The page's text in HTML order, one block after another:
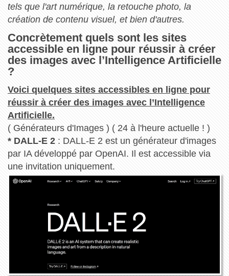
tels que l'art numérique, la retouche photo, la
création de contenu visuel, et bien d'autres.
Concrètement quels sont les sites
accessible en ligne pour réussir à créer
des images avec l’Intelligence Artificielle
?
Voici quelques sites accessibles en ligne pour
réussir à créer des images avec l’Intelligence
Artificielle.
( Générateurs d'Images ) ( 24 à l'heure actuelle ! )
* DALL-E 2: DALL-E 2 est un générateur d'images
par IA développé par OpenAI. Il est accessible via
une invitation uniquement.